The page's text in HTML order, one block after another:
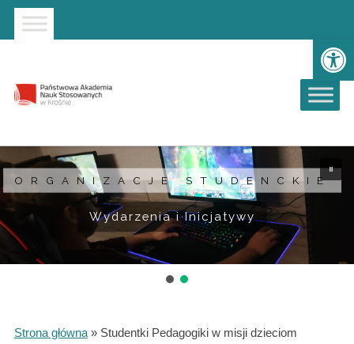
Strona główna
Przejdź do wyszukiwarki
Przejdź do menu głównego
ORGANIZACJE STUDENCKIE
Wydarzenia i Inicjatywy
Strona główna» Studentki Pedagogiki w misji dzieciom